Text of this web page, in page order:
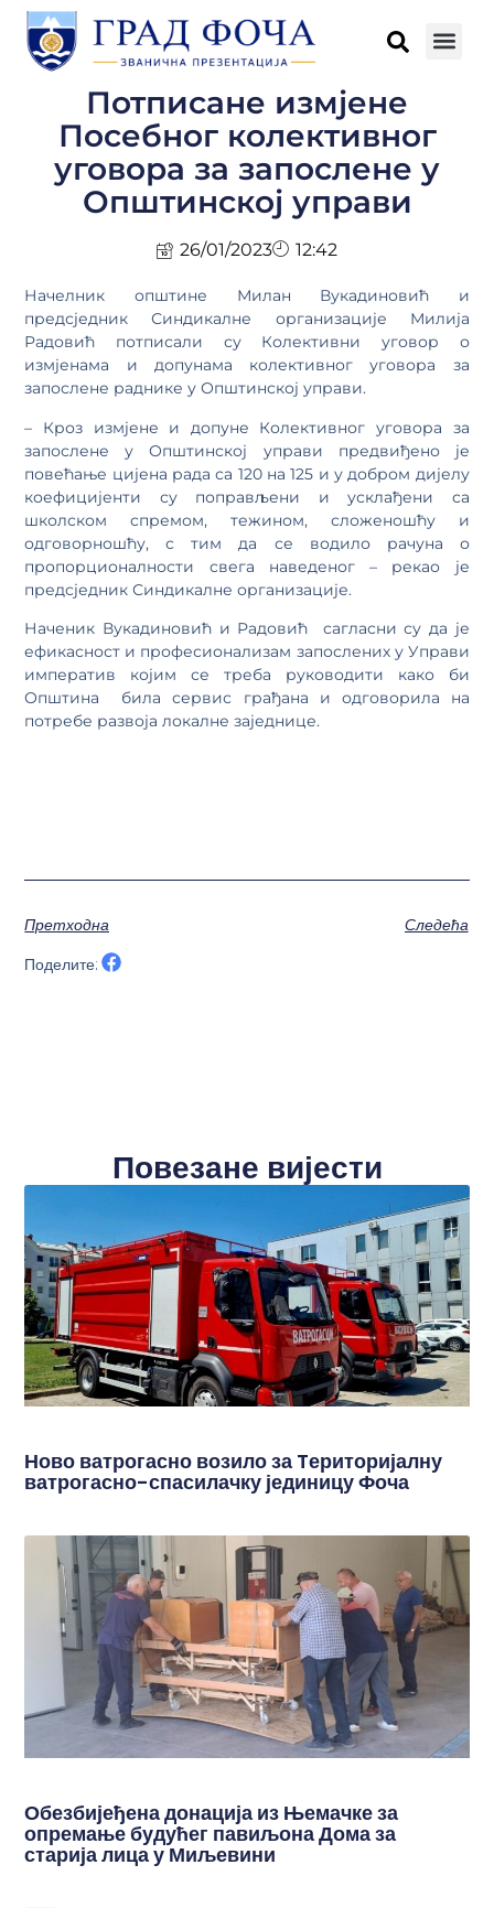
Потписане измјене
Посебног колективног
уговора за запослене у
Општинској управи
26/01/2023 12:42
Начелник општине Милан Вукадиновић и
предсједник Синдикалне организације Милија
Радовић потписали су Колективни уговор о
измјенама и допунама колективног уговора за
запослене раднике у Општинској управи.
– Кроз измјене и допуне Колективног уговора за
запослене у Општинској управи предвиђено је
повећање цијена рада са 120 на 125 и у добром дијелу
коефицијенти су поправљени и усклађени са
школском спремом, тежином, сложеношћу и
одговорношћу, с тим да се водило рачуна о
пропорционалности свега наведеног – рекао је
предсједник Синдикалне организације.
Наченик Вукадиновић и Радовић сагласни су да је
ефикасност и професионализам запослених у Управи
императив којим се треба руководити како би
Општина била сервис грађана и одговорила на
потребе развоја локалне заједнице.
Претходна
Следећа
Поделите:
Повезане вијести
Ново ватрогасно возило за Tериторијалну
ватрогасно-спасилачку јединицу Фоча
Обезбијеђена донација из Њемачке за
опремање будућег павиљона Дома за
старија лица у Миљевини